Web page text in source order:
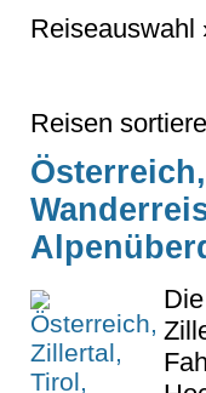
Reiseauswahl
Reisen